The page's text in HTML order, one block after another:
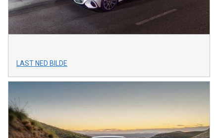
LAST NED BILDE